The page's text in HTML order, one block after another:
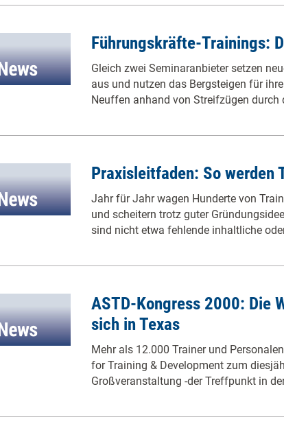
Führungskräfte-Trainings:
Gleich zwei Seminaranbieter setzen
aus und nutzen das Bergsteigen für
Neuffen anhand von Streifzügen durch
Praxisleitfaden: So werden
Jahr für Jahr wagen Hunderte von
und scheitern trotz guter
sind nicht etwa fehlende inhaltliche
ASTD-Kongress 2000: Die
sich in Texas
Mehr als 12.000 Trainer und
for Training & Development zum
Großveranstaltung -der Treffpunkt in